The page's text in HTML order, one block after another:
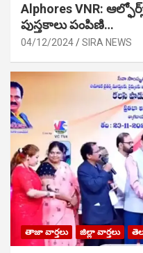
Alphores VNR:
పుస్తకాలు పంపిణి…
04/12/2024 SIRA NEWS
తాజా వార్తలు జిల్లా వార్తలు